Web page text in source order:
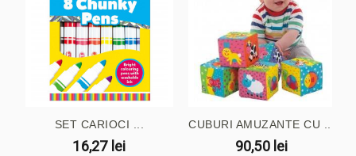
SET CARIOCI ...
16,27 lei
CUBURI AMUZANTE CU ...
90,50 lei